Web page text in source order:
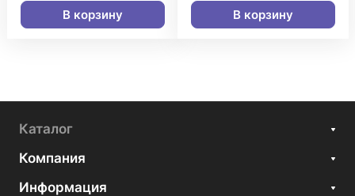
В корзину В корзину
Каталог
Компания
Информация